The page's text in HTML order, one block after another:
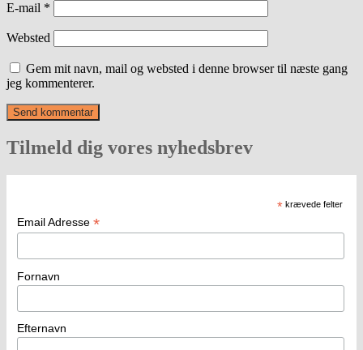
E-mail *
Websted
Gem mit navn, mail og websted i denne browser til næste gang
jeg kommenterer.
Tilmeld dig vores nyhedsbrev
* krævede felter
Email Adresse *
Fornavn
Efternavn